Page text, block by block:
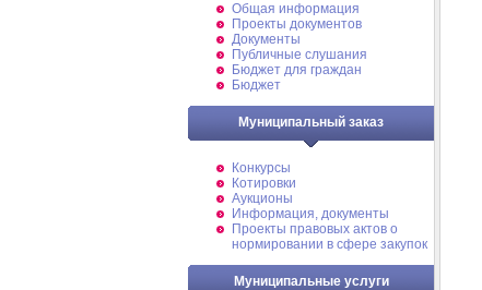
Общая информация
Проекты документов
Документы
Публичные слушания
Бюджет для граждан
Бюджет
Муниципальный заказ
Конкурсы
Котировки
Аукционы
Информация, документы
Проекты правовых актов о
нормировании в сфере закупок
Муниципальные услуги